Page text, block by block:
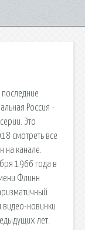
Россия -
Это
смотреть все
на канале.
1966 года в
Флинн
видео-новинки
лет.